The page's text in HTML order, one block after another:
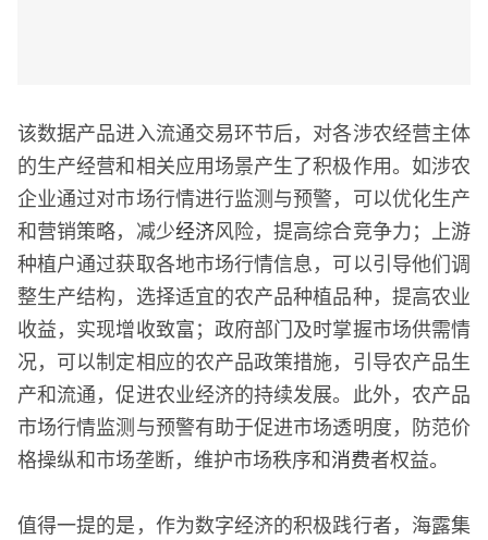
该数据产品进入流通交易环节后，对各涉农经营主体
的生产经营和相关应用场景产生了积极作用。如涉农
企业通过对市场行情进行监测与预警，可以优化生产
和营销策略，减少经济风险，提高综合竞争力；上游
种植户通过获取各地市场行情信息，可以引导他们调
整生产结构，选择适宜的农产品种植品种，提高农业
收益，实现增收致富；政府部门及时掌握市场供需情
况，可以制定相应的农产品政策措施，引导农产品生
产和流通，促进农业经济的持续发展。此外，农产品
市场行情监测与预警有助于促进市场透明度，防范价
格操纵和市场垄断，维护市场秩序和 消费者权益。
值得一提的是，作为数字经济的积极践行者，海露集